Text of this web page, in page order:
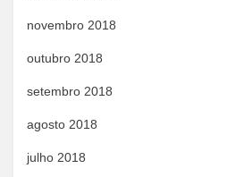
novembro 2018
outubro 2018
setembro 2018
agosto 2018
julho 2018